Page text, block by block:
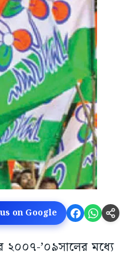
on Google
২০০৭-’০৯সালের মধ্যে